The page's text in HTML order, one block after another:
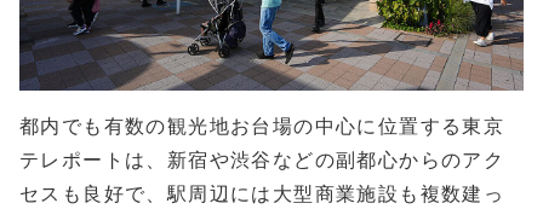
都内でも有数の観光地お台場の中心に位置する東京
テレポートは、新宿や渋谷などの副都心からのアク
セスも良好で、駅周辺には大型商業施設も複数建っ